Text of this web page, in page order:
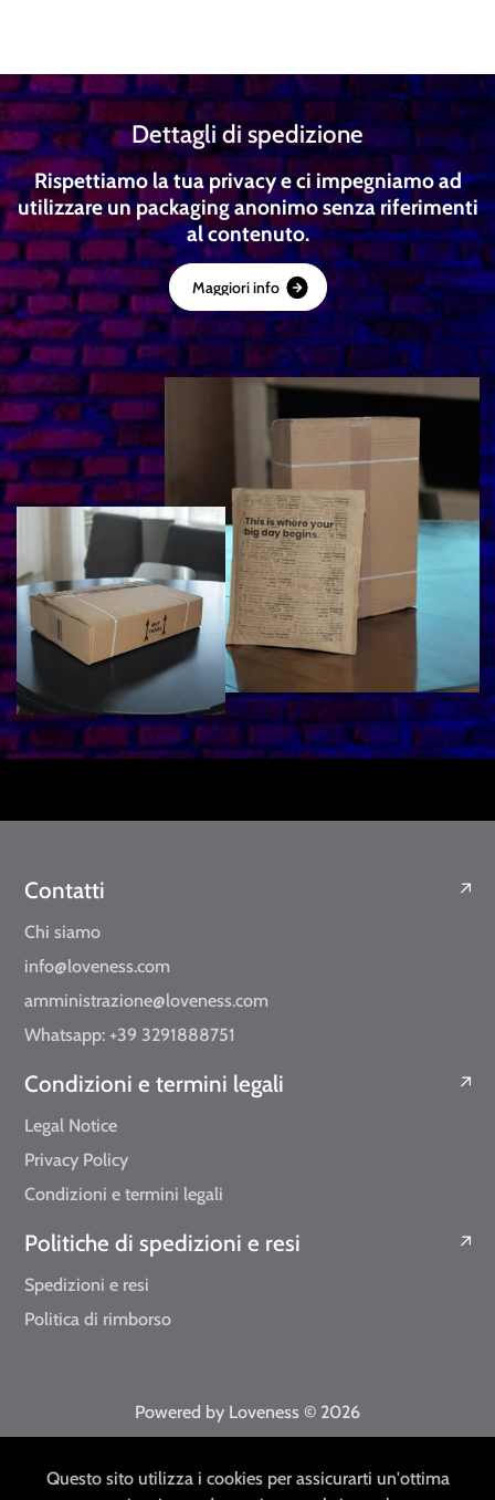
Dettagli di spedizione
Rispettiamo la tua privacy e ci impegniamo ad
utilizzare un packaging anonimo senza riferimenti
al contenuto.
Maggioriinfo
Contatti
Chi siamo
info@loveness.com
amministrazione@loveness.com
Whatsapp: +39 3291888751
Condizioni e termini legali
Legal Notice
Privacy Policy
Condizioni e termini legali
Politiche di spedizioni e resi
Spedizioni e resi
Politica di rimborso
Powered by Loveness © 2026
Questo sito utilizza i cookies per assicurarti un'ottima